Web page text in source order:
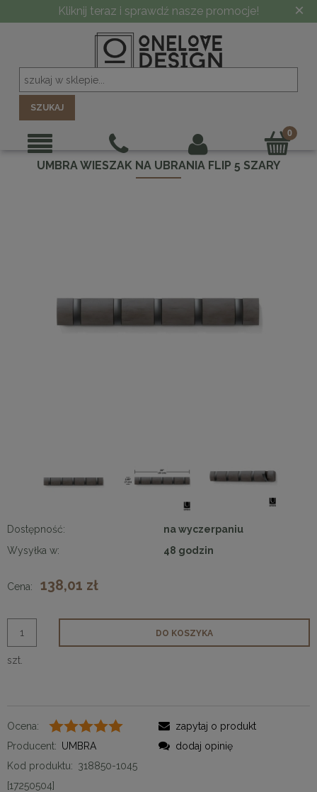
Kliknij teraz i sprawdź nasze promocje! ×
SZUKAJ
UMBRA WIESZAK NA UBRANIA FLIP 5 SZARY
Dostępność:
na wyczerpaniu
Wysyłka w:
48 godzin
Cena: 138,01 zł
szt.
DO KOSZYKA
Ocena:
Producent: UMBRA
Kod produktu: 318850-1045
[17250504]
zapytaj o produkt
dodaj opinię